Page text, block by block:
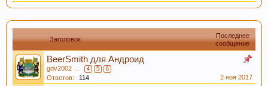
Заголовок
Последнее
сообщение
BeerSmith для Андроид
gdv2002 ... 4 5 6
Ответов: 114
2 ноя 2017